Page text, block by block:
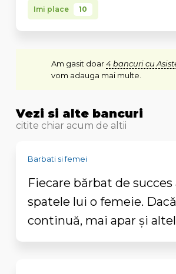
Imi place 10
Am gasit doar4 bancuri cu
vom adauga mai multe.
Vezi si alte bancuri
citite chiar acum de altii
Barbati si femei
Fiecare bărbat de succes
spatele lui o femeie.
continuă, mai apar și